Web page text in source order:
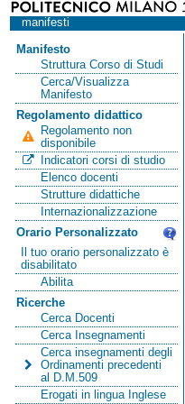
manifesti
Manifesto
Struttura Corso di Studi
Cerca/Visualizza
Manifesto
Regolamento didattico
Regolamento non
disponibile
Indicatori corsi di studio
Elenco docenti
Strutture didattiche
Internazionalizzazione
Orario Personalizzato
Il tuo orario personalizzato è
disabilitato
Abilita
Ricerche
Cerca Docenti
Cerca Insegnamenti
Cerca insegnamenti degli
Ordinamenti precedenti
al D.M.509
Erogati in lingua Inglese